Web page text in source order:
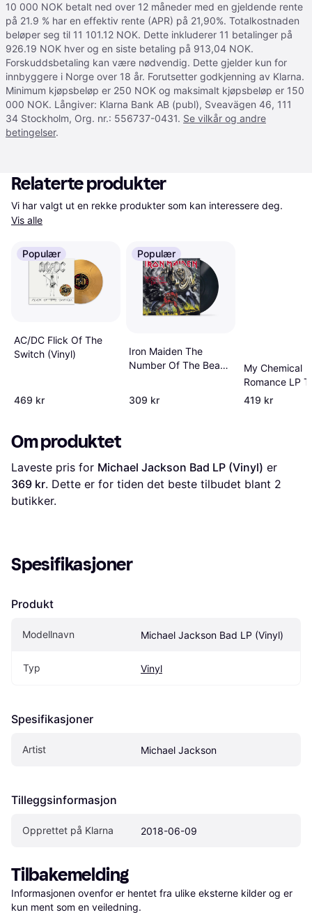
10 000 NOK betalt ned over 12 måneder med en gjeldende rente
på 21.9 % har en effektiv rente (APR) på 21,90%. Totalkostnaden
beløper seg til 11 101.12 NOK. Dette inkluderer 11 betalinger på
926.19 NOK hver og en siste betaling på 913,04 NOK.
Forskuddsbetaling kan være nødvendig. Dette gjelder kun for
innbyggere i Norge over 18 år. Forutsetter godkjenning av Klarna.
Minimum kjøpsbeløp er 250 NOK og maksimalt kjøpsbeløp er 150
000 NOK. Långiver: Klarna Bank AB (publ), Sveavägen 46, 111
34 Stockholm, Org. nr.: 556737-0431. Se vilkår og andre
betingelser.
Relaterte produkter
Vis alle
Populær
AC/DC Flick Of The
Switch (Vinyl)
469 kr
Populær
Iron Maiden The
Number Of The Beast
309 kr
My Chemical
Romance LP
Black Parade
419 kr
Om produktet
Laveste pris for Michael Jackson Bad LP (Vinyl)
369 kr. Dette er for tiden det beste tilbudet blant 2
butikker.
Spesifikasjoner
Produkt
Modellnavn Michael Jackson Bad LP (Vinyl)
Typ Vinyl
Spesifikasjoner
Artist Michael Jackson
Tilleggsinformasjon
Opprettet på Klarna 2018-06-09
Tilbakemelding
Informasjonen ovenfor er hentet fra ulike eksterne kilder og er
kun ment som en veiledning.